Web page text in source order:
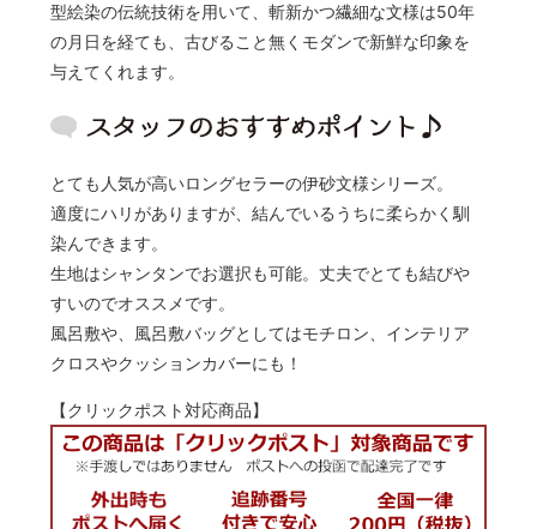
型絵染の伝統技術を用いて、斬新かつ繊細な文様は50年
の月日を経ても、古びること無くモダンで新鮮な印象を
与えてくれます。
とても人気が高いロングセラーの伊砂文様シリーズ。
適度にハリがありますが、結んでいるうちに柔らかく馴
染んできます。
生地はシャンタンでお選択も可能。丈夫でとても結びや
すいのでオススメです。
風呂敷や、風呂敷バッグとしてはモチロン、インテリア
クロスやクッションカバーにも！
【クリックポスト対応商品】